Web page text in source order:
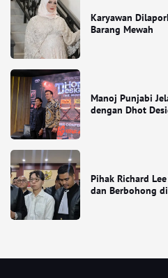
Karyawan
Barang Mewah
Manoj Punjabi
dengan Dhot
Pihak Richard
dan Berbohong